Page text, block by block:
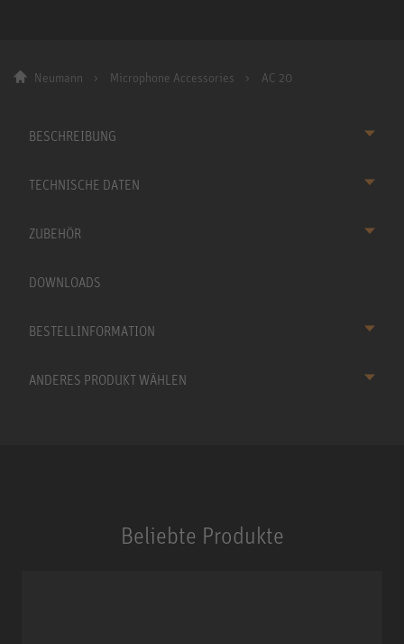
Neumann Microphone Accessories AC 20
BESCHREIBUNG
TECHNISCHE DATEN
ZUBEHÖR
DOWNLOADS
BESTELLINFORMATION
ANDERES PRODUKT WÄHLEN
Beliebte Produkte